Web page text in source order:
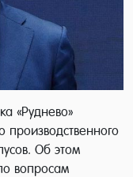
«Руднево»
производственного
Об этом
вопросам